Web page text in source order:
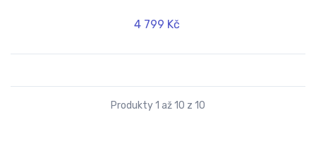
4 799 Kč
Produkty 1 až 10 z 10